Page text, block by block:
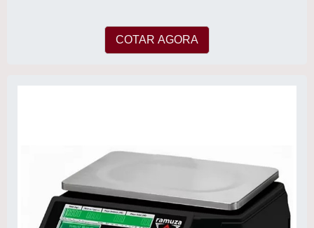
COTAR AGORA